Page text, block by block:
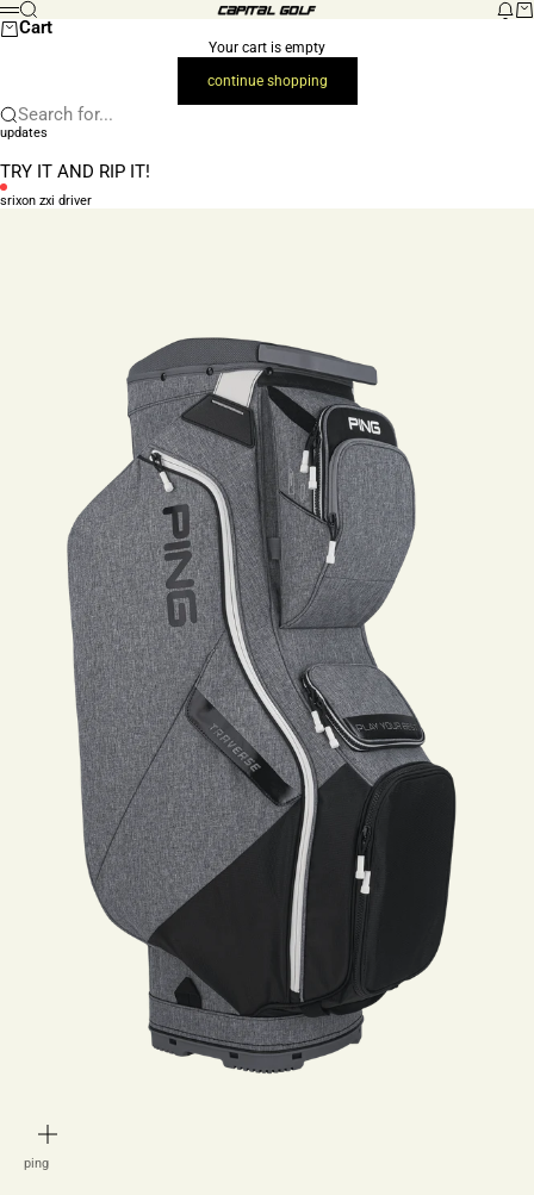
Skip to content Capital Golf (Retail)
Menu
Search
Cart
Your cart is empty
continue shopping
Search for...
updates
TRY IT AND RIP IT!
srixon zxi driver
ping